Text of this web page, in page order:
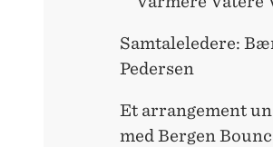
Samtaleledere:
Pedersen
Et arrangement
med Bergen